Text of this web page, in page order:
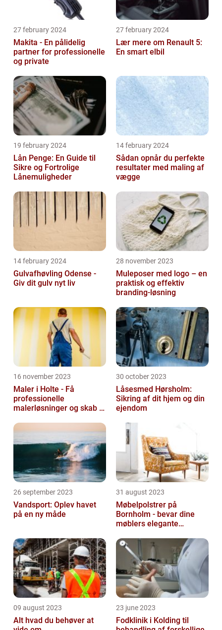
27 february 2024
Makita - En pålidelig
partner for professionelle
og private
27 february 2024
Lær mere om Renault 5:
En smart elbil
19 february 2024
Lån Penge: En Guide til
Sikre og Fortrolige
Lånemuligheder
14 february 2024
Sådan opnår du perfekte
resultater med maling af
vægge
14 february 2024
Gulvafhøvling Odense -
Giv dit gulv nyt liv
28 november 2023
Muleposer med logo – en
praktisk og effektiv
branding-løsning
16 november 2023
Maler i Holte - Få
professionelle
malerløsninger og skab et
30 october 2023
Låsesmed Hørsholm:
Sikring af dit hjem og din
ejendom
26 september 2023
Vandsport: Oplev havet
på en ny måde
31 august 2023
Møbelpolstrer på
Bornholm - bevar dine
møblers elegante
09 august 2023
Alt hvad du behøver at
23 june 2023
Fodklinik i Kolding til